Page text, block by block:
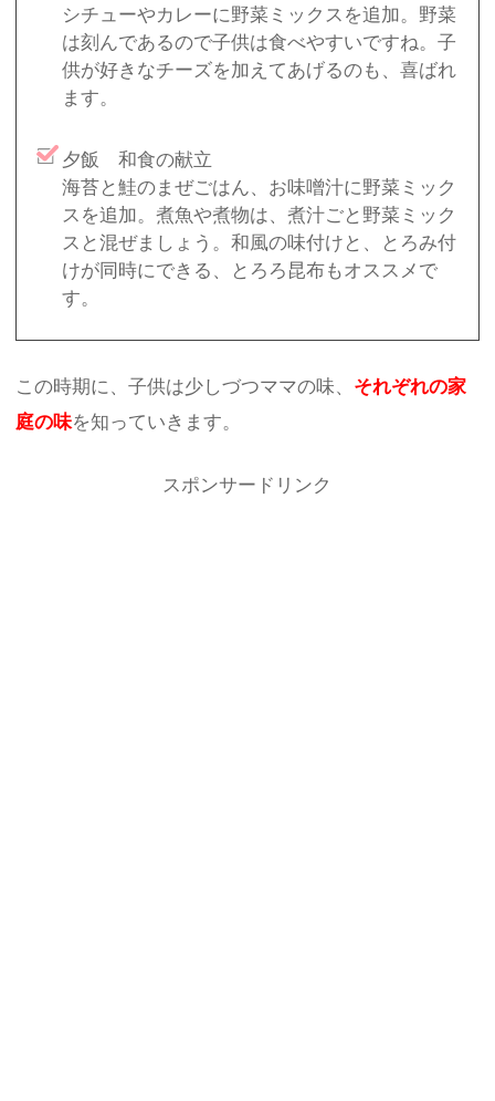
シチューやカレーに野菜ミックスを追加。野菜
は刻んであるので子供は食べやすいですね。子
供が好きなチーズを加えてあげるのも、喜ばれ
ます。
夕飯 和食の献立
海苔と鮭のまぜごはん、お味噌汁に野菜ミック
スを追加。煮魚や煮物は、煮汁ごと野菜ミック
スと混ぜましょう。和風の味付けと、とろみ付
けが同時にできる、とろろ昆布もオススメで
す。
この時期に、子供は少しづつママの味、 それぞれの家
庭の味を知っていきます。
スポンサードリンク